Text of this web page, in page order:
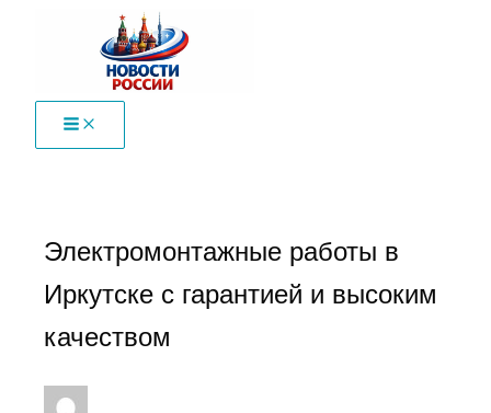
содержимому
Электромонтажные работы в
Иркутске с гарантией и высоким
качеством